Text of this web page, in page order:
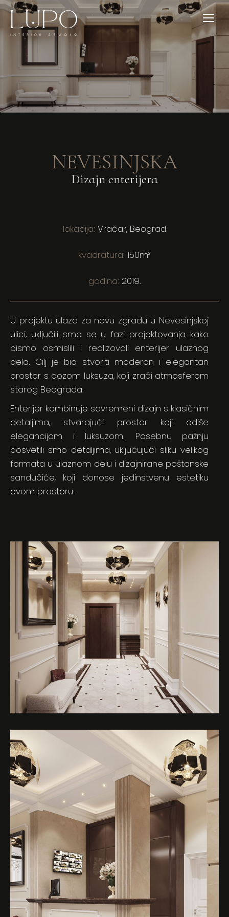
NEVESINJSKA
Dizajn enterijera
lokacija: Vračar, Beograd
kvadratura: 150m²
godina: 2019.
U projektu ulaza za novu zgradu u Nevesinjskoj
ulici, uključili smo se u fazi projektovanja kako
bismo osmislili i realizovali enterijer ulaznog
dela. Cilj je bio stvoriti moderan i elegantan
prostor s dozom luksuza, koji zrači atmosferom
starog Beograda.
Enterijer kombinuje savremeni dizajn s klasičnim
detaljima, stvarajući prostor koji odiše
elegancijom i luksuzom. Posebnu pažnju
posvetili smo detaljima, uključujući sliku velikog
formata u ulaznom delu i dizajnirane poštanske
sandučiće, koji donose jedinstvenu estetiku
ovom prostoru.